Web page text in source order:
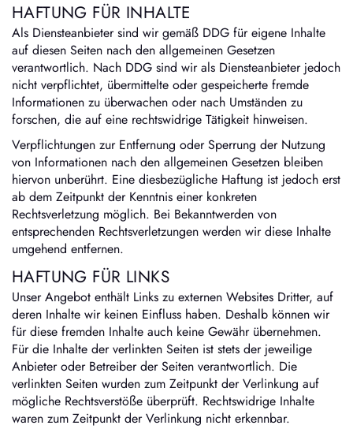
HAFTUNG FÜR INHALTE
Als Diensteanbieter sind wir gemäß DDG für eigene Inhalte
auf diesen Seiten nach den allgemeinen Gesetzen
verantwortlich. Nach DDG sind wir als Diensteanbieter jedoch
nicht verpflichtet, übermittelte oder gespeicherte fremde
Informationen zu überwachen oder nach Umständen zu
forschen, die auf eine rechtswidrige Tätigkeit hinweisen.
Verpflichtungen zur Entfernung oder Sperrung der Nutzung
von Informationen nach den allgemeinen Gesetzen bleiben
hiervon unberührt. Eine diesbezügliche Haftung ist jedoch erst
ab dem Zeitpunkt der Kenntnis einer konkreten
Rechtsverletzung möglich. Bei Bekanntwerden von
entsprechenden Rechtsverletzungen werden wir diese Inhalte
umgehend entfernen.
HAFTUNG FÜR LINKS
Unser Angebot enthält Links zu externen Websites Dritter, auf
deren Inhalte wir keinen Einfluss haben. Deshalb können wir
für diese fremden Inhalte auch keine Gewähr übernehmen.
Für die Inhalte der verlinkten Seiten ist stets der jeweilige
Anbieter oder Betreiber der Seiten verantwortlich. Die
verlinkten Seiten wurden zum Zeitpunkt der Verlinkung auf
mögliche Rechtsverstöße überprüft. Rechtswidrige Inhalte
waren zum Zeitpunkt der Verlinkung nicht erkennbar.